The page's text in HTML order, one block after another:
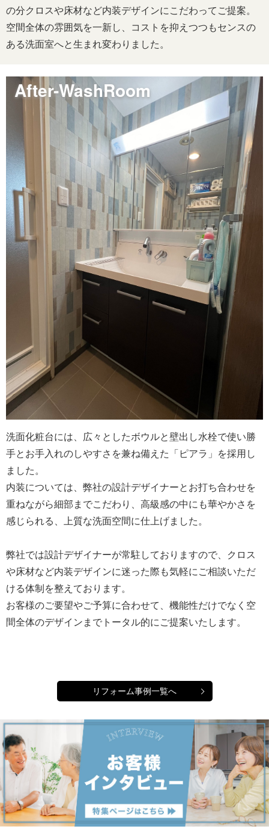
の分クロスや床材など内装デザインにこだわってご提案。
空間全体の雰囲気を一新し、コストを抑えつつもセンスの
ある洗面室へと生まれ変わりました。
After-WashRoom
洗面化粧台には、広々としたボウルと壁出し水栓で使い勝
手とお手入れのしやすさを兼ね備えた「ピアラ」を採用し
ました。
内装については、弊社の設計デザイナーとお打ち合わせを
重ねながら細部までこだわり、高級感の中にも華やかさを
感じられる、上質な洗面空間に仕上げました。
弊社では設計デザイナーが常駐しておりますので、クロス
や床材など内装デザインに迷った際も気軽にご相談いただ
ける体制を整えております。
お客様のご要望やご予算に合わせて、機能性だけでなく空
間全体のデザインまでトータル的にご提案いたします。
リフォーム事例一覧へ